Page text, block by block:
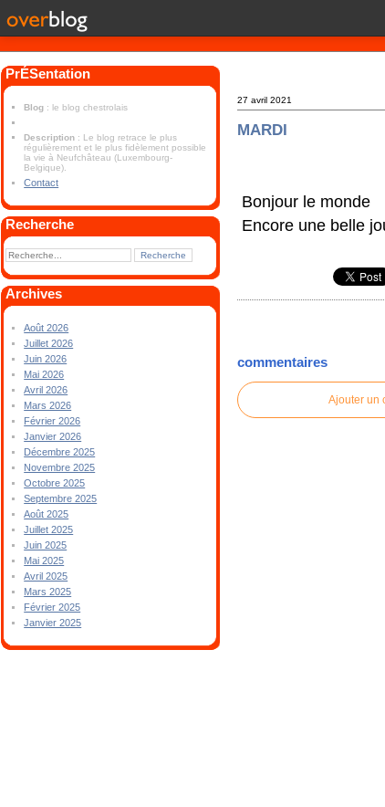
PrÉSentation
Blog : le blog chestrolais
Description : Le blog retrace le plus
régulièrement et le plus fidèlement possible
la vie à Neufchâteau (Luxembourg-
Belgique).
Contact
Recherche
Archives
Août 2026
Juillet 2026
Juin 2026
Mai 2026
Avril 2026
Mars 2026
Février 2026
Janvier 2026
Décembre 2025
Novembre 2025
Octobre 2025
Septembre 2025
Août 2025
Juillet 2025
Juin 2025
Mai 2025
Avril 2025
Mars 2025
Février 2025
Janvier 2025
27 avril 2021
MARDI
Bonjour le monde
Encore une belle
commentaires
Ajouter un